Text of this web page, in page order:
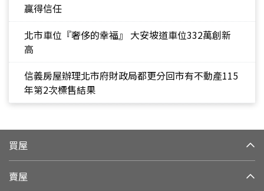
贏得信任
北市車位『奢侈的幸福』 大安坡道車位332萬創新
高
信義房屋辦理北市府財政局都更分回市有不動產115
年第2次標售結果
買屋
賣屋